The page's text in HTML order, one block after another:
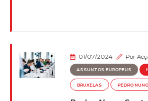
01/07/2024 Por
ASSUNTOS EUROPEUS
BRUXELAS PEDRO